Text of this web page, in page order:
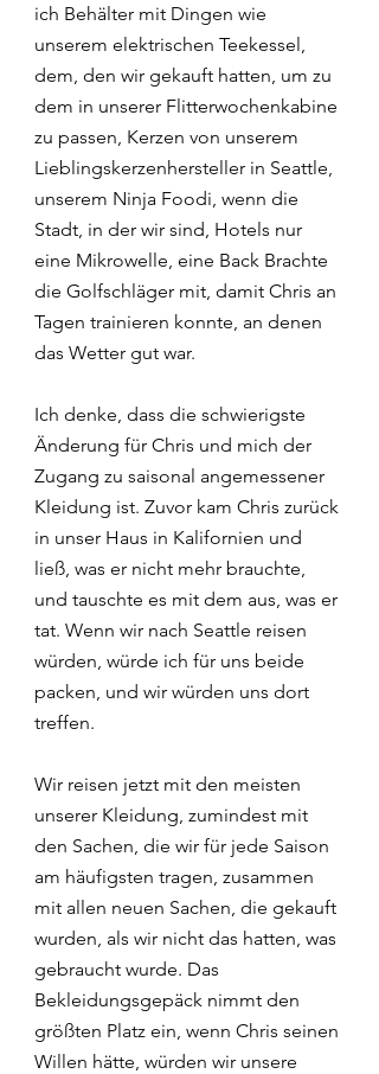
ich Behälter mit Dingen wie
unserem elektrischen Teekessel,
dem, den wir gekauft hatten, um zu
dem in unserer Flitterwochenkabine
zu passen, Kerzen von unserem
Lieblingskerzenhersteller in Seattle,
unserem Ninja Foodi, wenn die
Stadt, in der wir sind, Hotels nur
eine Mikrowelle, eine Back Brachte
die Golfschläger mit, damit Chris an
Tagen trainieren konnte, an denen
das Wetter gut war.
Ich denke, dass die schwierigste
Änderung für Chris und mich der
Zugang zu saisonal angemessener
Kleidung ist. Zuvor kam Chris zurück
in unser Haus in Kalifornien und
ließ, was er nicht mehr brauchte,
und tauschte es mit dem aus, was er
tat. Wenn wir nach Seattle reisen
würden, würde ich für uns beide
packen, und wir würden uns dort
treffen.
Wir reisen jetzt mit den meisten
unserer Kleidung, zumindest mit
den Sachen, die wir für jede Saison
am häufigsten tragen, zusammen
mit allen neuen Sachen, die gekauft
wurden, als wir nicht das hatten, was
gebraucht wurde. Das
Bekleidungsgepäck nimmt den
größten Platz ein, wenn Chris seinen
Willen hätte, würden wir unsere